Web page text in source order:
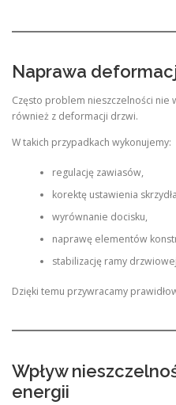
Naprawa
Często problem nieszczelności nie
również z deformacji drzwi.
W takich przypadkach wykonujemy:
regulację zawiasów,
korektę ustawienia
wyrównanie docisku,
naprawę elementów
stabilizację ramy
Dzięki temu przywracamy
Wpływ
energii